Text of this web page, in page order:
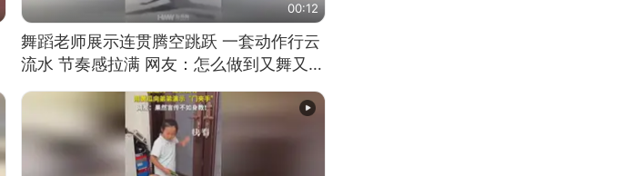
00:12
舞蹈老师展示连贯腾空跳跃 一套动作行云
流水 节奏感拉满 网友：怎么做到又舞又武